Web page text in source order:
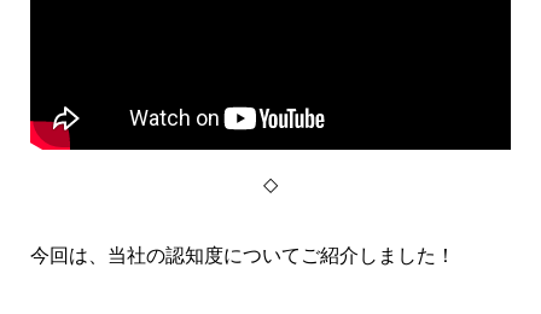
◇
今回は、当社の認知度についてご紹介しました！